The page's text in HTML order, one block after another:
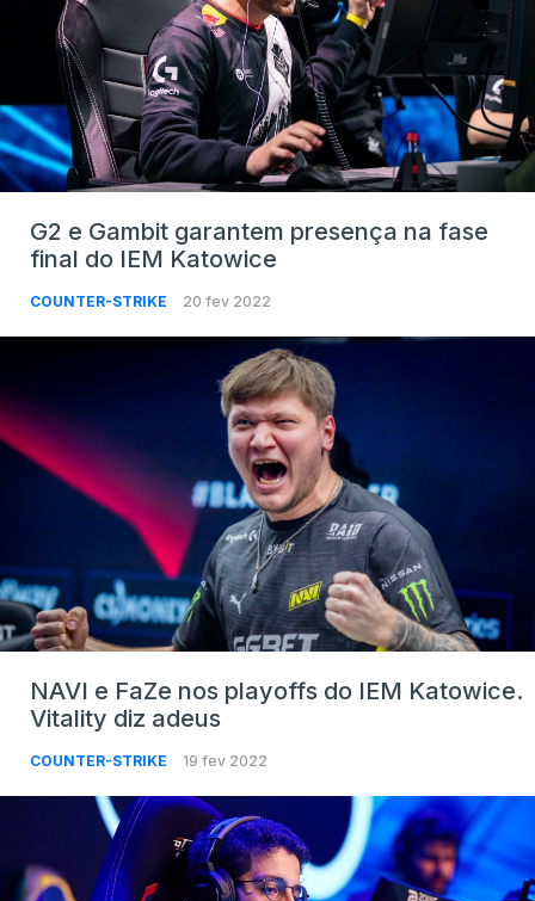
G2 e Gambit garantem presença na fase
final do IEM Katowice
COUNTER-STRIKE 20 fev 2022
NAVI e FaZe nos playoffs do IEM Katowice.
Vitality diz adeus
COUNTER-STRIKE 19 fev 2022